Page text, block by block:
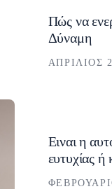
Πώς να
Δύναμη
ΑΠΡΊΛΙΟΣ
Ειναι η
ευτυχίας ή